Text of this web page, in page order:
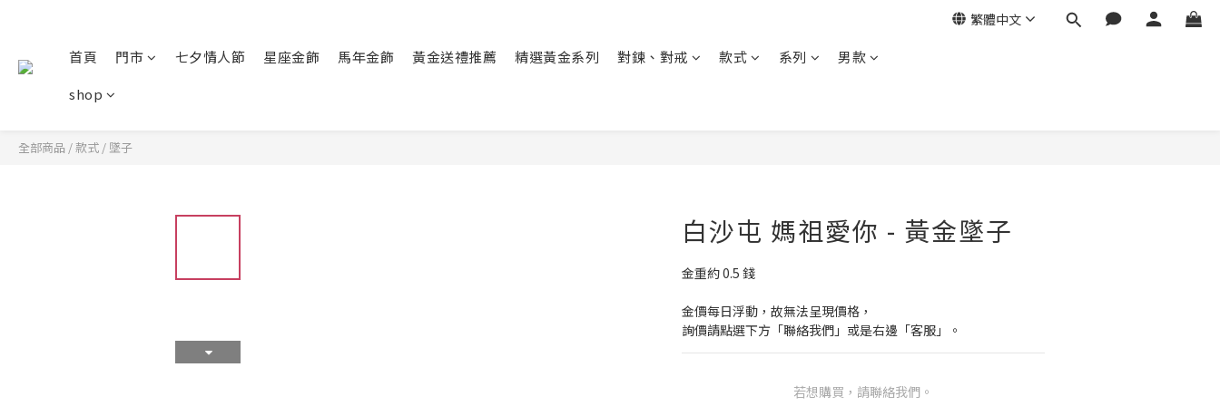
繁體中文
首頁 門市 七夕情人節 星座金飾 馬年金飾 黃金送禮推薦 精選黃金系列 對鍊、對戒 款式 系列
男款
shop
全部商品 /款式 / 墜子
白沙屯 媽祖愛你 - 黃金墜子
金重約 0.5 錢
金價每日浮動，故無法呈現價格，
詢價請點選下方「聯絡我們」或是右邊「客服」。
若想購買，請聯絡我們。